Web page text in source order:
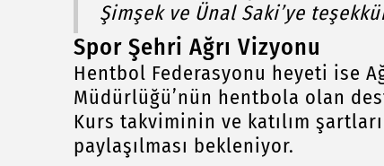
Şimşek ve Ünal Saki’ye
Spor Şehri Ağrı Vizyonu
Hentbol Federasyonu heyeti ise
Müdürlüğü’nün hentbola olan
Kurs takviminin ve katılım
paylaşılması bekleniyor.